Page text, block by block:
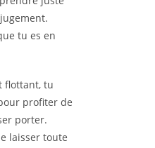
tu es en
flottant, tu
profiter de
porter.
laisser toute